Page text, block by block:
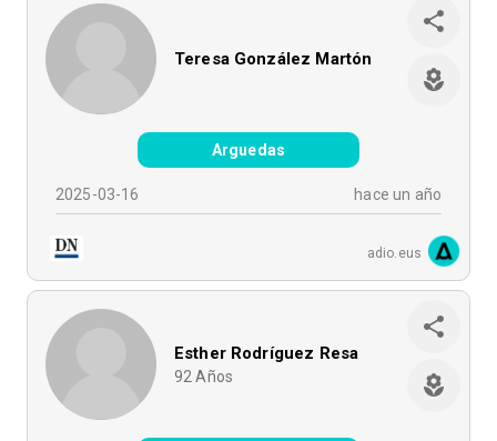
Teresa González Martón
Arguedas
2025-03-16 hace un año
adio.eus
Esther Rodríguez Resa
92 Años